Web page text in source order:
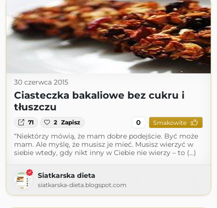
30 czerwca 2015
Ciasteczka bakaliowe bez cukru i
tłuszczu
71 2 Zapisz 0 Smakowite
“Niektórzy mówią, że mam dobre podejście. Być może
mam. Ale myślę, że musisz je mieć. Musisz wierzyć w
siebie wtedy, gdy nikt inny w Ciebie nie wierzy – to (...)
Siatkarska dieta
siatkarska-dieta.blogspot.com